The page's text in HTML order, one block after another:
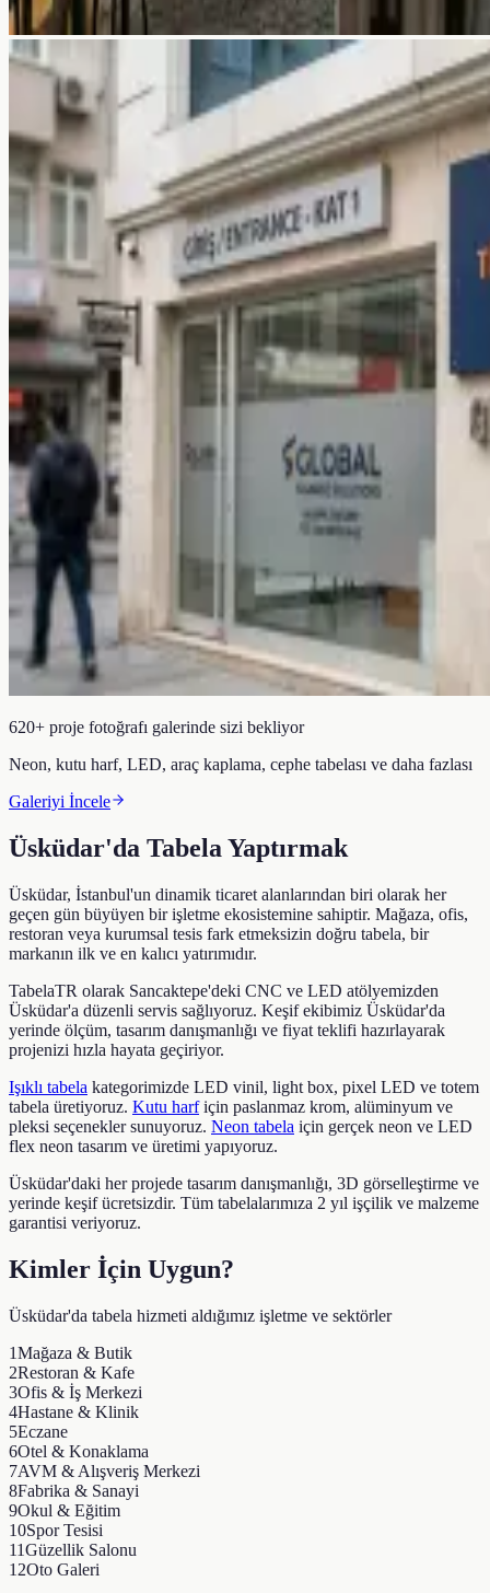
620+ proje fotoğrafı galerinde sizi bekliyor
Neon, kutu harf, LED, araç kaplama, cephe tabelası ve daha fazlası
Galeriyi İncele
Üsküdar'da Tabela Yaptırmak
Üsküdar, İstanbul'un dinamik ticaret alanlarından biri olarak her
geçen gün büyüyen bir işletme ekosistemine sahiptir. Mağaza, ofis,
restoran veya kurumsal tesis fark etmeksizin doğru tabela, bir
markanın ilk ve en kalıcı yatırımıdır.
TabelaTR olarak Sancaktepe'deki CNC ve LED atölyemizden
Üsküdar'a düzenli servis sağlıyoruz. Keşif ekibimiz Üsküdar'da
yerinde ölçüm, tasarım danışmanlığı ve fiyat teklifi hazırlayarak
projenizi hızla hayata geçiriyor.
Işıklı tabela kategorimizde LED vinil, light box, pixel LED ve totem
tabela üretiyoruz. Kutu harf için paslanmaz krom, alüminyum ve
pleksi seçenekler sunuyoruz. Neon tabela için gerçek neon ve LED
flex neon tasarım ve üretimi yapıyoruz.
Üsküdar'daki her projede tasarım danışmanlığı, 3D görselleştirme ve
yerinde keşif ücretsizdir. Tüm tabelalarımıza 2 yıl işçilik ve malzeme
garantisi veriyoruz.
Kimler İçin Uygun?
Üsküdar'da tabela hizmeti aldığımız işletme ve sektörler
1Mağaza & Butik
2Restoran & Kafe
3Ofis & İş Merkezi
4Hastane & Klinik
5Eczane
6Otel & Konaklama
7AVM & Alışveriş Merkezi
8Fabrika & Sanayi
9Okul & Eğitim
10Spor Tesisi
11Güzellik Salonu
12Oto Galeri